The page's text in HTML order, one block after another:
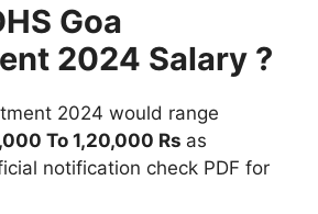
Goa
2024 Salary ?
2024 would range
To 1,20,000 Rs as
notification check PDF for